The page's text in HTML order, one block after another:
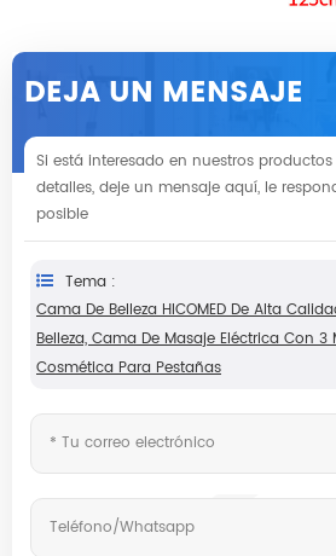
DEJA UN MENSAJE
Si está interesado en nuestros
detalles, deje un mensaje aquí, le
posible
Tema :
Cama De Belleza HICOMED De Alta
Belleza, Cama De Masaje Eléctrica Con 3
Cosmética Para Pestañas